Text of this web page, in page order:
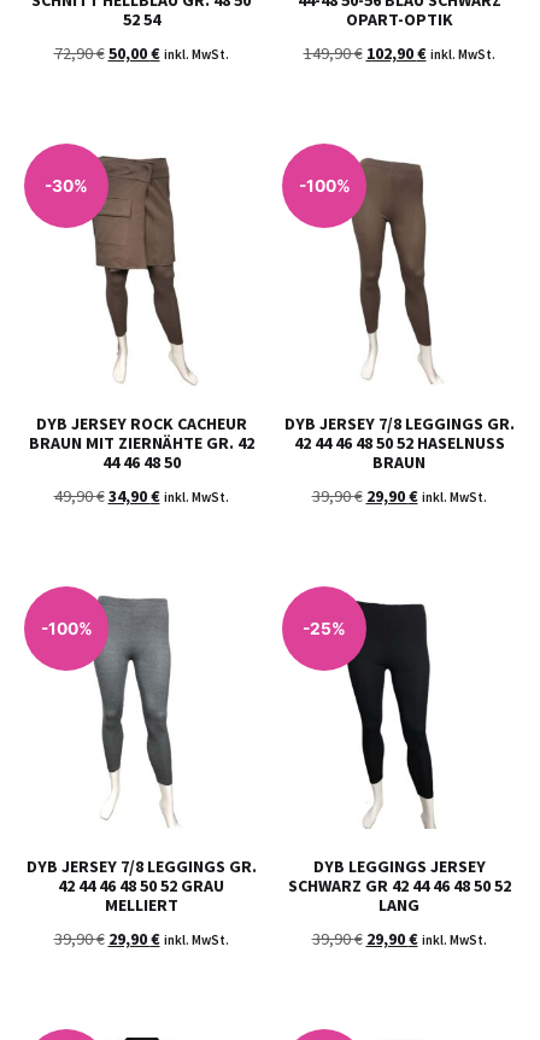
52 54
72,90€50,00€ inkl. MwSt.
OPART-OPTIK
149,90€ 102,90€ inkl. MwSt.
-30%
DYB JERSEY ROCK CACHEUR
BRAUN MIT ZIERNÄHTE GR. 42
44 46 48 50
49,90€34,90€ inkl. MwSt.
-100%
DYB JERSEY 7/8 LEGGINGS GR.
42 44 46 48 50 52 HASELNUSS
BRAUN
39,90€ 29,90€ inkl. MwSt.
-100%
DYB JERSEY 7/8 LEGGINGS GR.
42 44 46 48 50 52 GRAU
MELLIERT
39,90€ 29,90€ inkl. MwSt.
-25%
DYB LEGGINGS JERSEY
SCHWARZ GR 42 44 46 48 50 52
LANG
39,90€ 29,90€ inkl. MwSt.